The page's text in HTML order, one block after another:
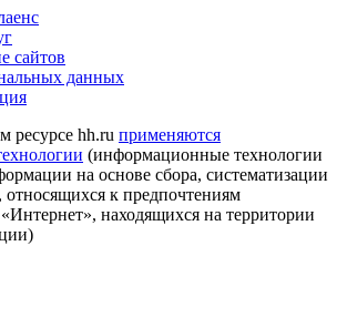
сайтов
данных
ресурсе hh.ru применяются
(информационные технологии
на основе сбора, систематизации
относящихся к предпочтениям
«Интернет», находящихся на территории